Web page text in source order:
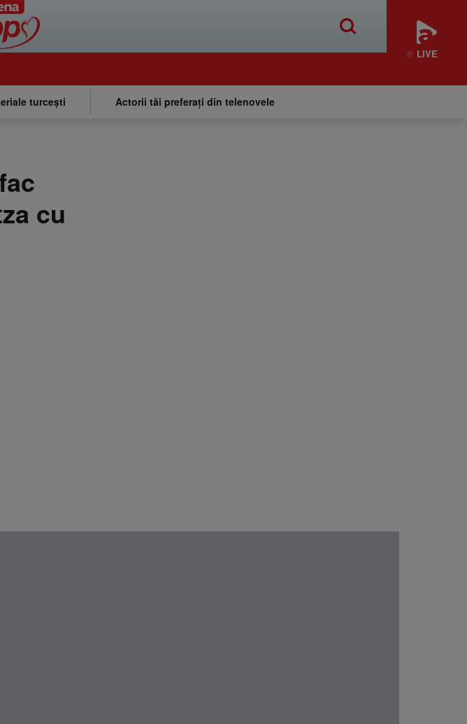
LIVE
turcești Actorii tăi preferați din telenovele
cu